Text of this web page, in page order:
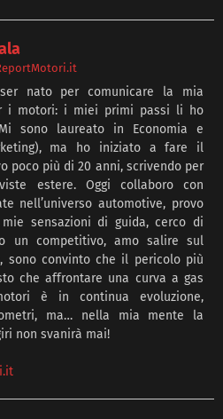
nato per comunicare la mia
i motori: i miei primi passi li ho
sono laureato in Economia e
ma ho iniziato a fare il
poco più di 20 anni, scrivendo per
estere. Oggi collaboro con
nell’universo automotive, provo
sensazioni di guida, cerco di
un competitivo, amo salire sul
sono convinto che il pericolo più
che affrontare una curva a gas
è in continua evoluzione,
ma… nella mia mente la
non svanirà mai!